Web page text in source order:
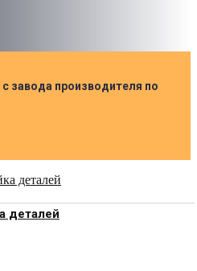
завода производителя по
деталей